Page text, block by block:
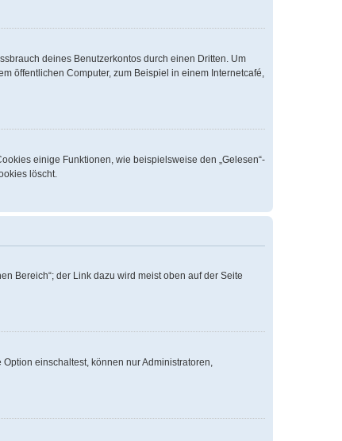
deines Benutzerkontos durch einen Dritten. Um
öffentlichen Computer, zum Beispiel in einem Internetcafé,
einige Funktionen, wie beispielsweise den „Gelesen“-
löscht.
Bereich“; der Link dazu wird meist oben auf der Seite
einschaltest, können nur Administratoren,